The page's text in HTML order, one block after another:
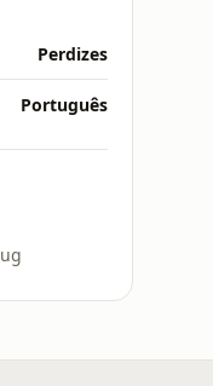
Perdizes
Português